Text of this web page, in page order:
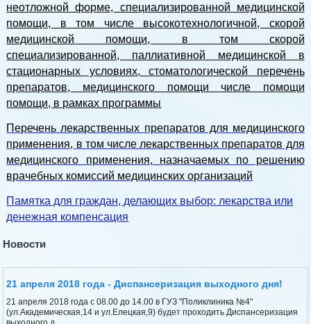
неотложной форме, специализированной медицинской
помощи, в том числе высокотехнологичной, скорой
медицинской помощи, в том скорой
специализированной, паллиативной медицинской в
стационарных условиях, стоматологической перечень
препаратов, медицинского помощи числе помощи
помощи, в рамках программы
Перечень лекарственных препаратов для медицинского
применения, в том числе лекарственных препаратов для
медицинского применения, назначаемых по решению
врачебных комиссий медицинских организаций
Памятка для граждан, делающих выбор: лекарства или
денежная компенсация
Новости
21 апреля 2018 года - Диспансеризация выходного дня!
21 апреля 2018 года с 08.00 до 14.00 в ГУЗ "Поликлиника №4"
(ул.Академическая,14 и ул.Елецкая,9) будет проходить Диспансеризация